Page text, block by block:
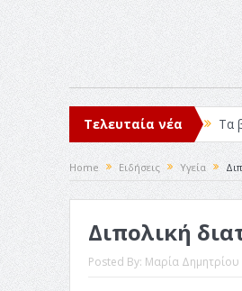
Τελευταία νέα Τα
Η
Home Ειδήσεις Υγεία
Διπολική
Posted By: Μαρία Δημητρίου